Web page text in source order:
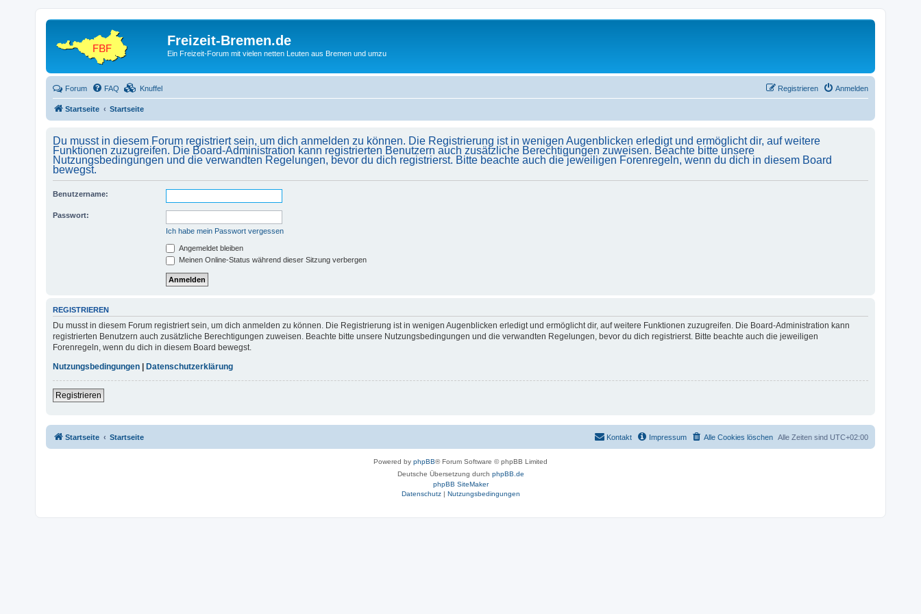
Freizeit-Bremen.de
Ein Freizeit-Forum mit vielen netten Leuten aus Bremen und umzu
Forum FAQ Knuffel Anmelden
Registrieren
Startseite Startseite
Du musst in diesem Forum registriert sein, um dich anmelden zu können. Die Registrierung ist in wenigen Augenblicken erledigt und ermöglicht dir, auf weitere
Funktionen zuzugreifen. Die Board-Administration kann registrierten Benutzern auch zusätzliche Berechtigungen zuweisen. Beachte bitte unsere
Nutzungsbedingungen und die verwandten Regelungen, bevor du dich registrierst. Bitte beachte auch die jeweiligen Forenregeln, wenn du dich in diesem Board
bewegst.
Benutzername:
Passwort:
Ich habe mein Passwort vergessen
Angemeldet bleiben
Meinen Online-Status während dieser Sitzung verbergen
REGISTRIEREN
Du musst in diesem Forum registriert sein, um dich anmelden zu können. Die Registrierung ist in wenigen Augenblicken erledigt und ermöglicht dir, auf weitere Funktionen zuzugreifen. Die Board-Administration kann
registrierten Benutzern auch zusätzliche Berechtigungen zuweisen. Beachte bitte unsere Nutzungsbedingungen und die verwandten Regelungen, bevor du dich registrierst. Bitte beachte auch die jeweiligen
Forenregeln, wenn du dich in diesem Board bewegst.
Nutzungsbedingungen
Datenschutzerklärung
Registrieren
Startseite Startseite Alle Zeiten sind UTC+02:00
Alle Cookies löschen
Impressum
Kontakt
Powered by phpBB® Forum Software © phpBB Limited
Deutsche Übersetzung durch phpBB.de
phpBB SiteMaker
Datenschutz| Nutzungsbedingungen